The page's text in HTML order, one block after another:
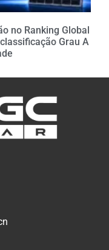
no Ranking Global
Grau A